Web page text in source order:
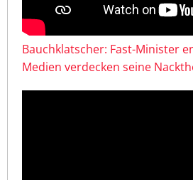
Bauchklatscher: Fast-Minister
Medien verdecken seine